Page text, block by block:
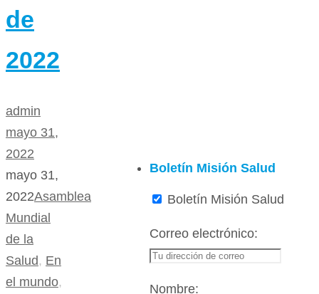
de
2022
admin
mayo 31,
2022
mayo 31,
2022Asamblea
Mundial
de la
Salud , En
el mundo,
Boletín Misión Salud
Boletín Misión Salud
Correo electrónico:
Nombre: